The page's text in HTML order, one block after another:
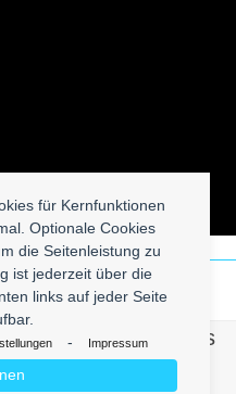
für Kernfunktionen
Optionale Cookies
die Seitenleistung zu
ist jederzeit über die
links auf jeder Seite
- Impressum
for You. Contact us